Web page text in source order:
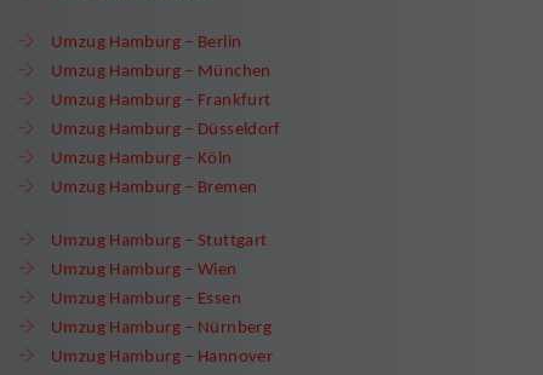
Umzug Hamburg – Berlin
Umzug Hamburg – München
Umzug Hamburg – Frankfurt
Umzug Hamburg – Düsseldorf
Umzug Hamburg – Köln
Umzug Hamburg – Bremen
Umzug Hamburg – Stuttgart
Umzug Hamburg – Wien
Umzug Hamburg – Essen
Umzug Hamburg – Nürnberg
Umzug Hamburg – Hannover